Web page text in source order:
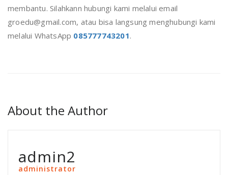
membantu. Silahkann hubungi kami melalui email
groedu@gmail.com, atau bisa langsung menghubungi kami
melalui WhatsApp 085777743201.
About the Author
admin2
administrator